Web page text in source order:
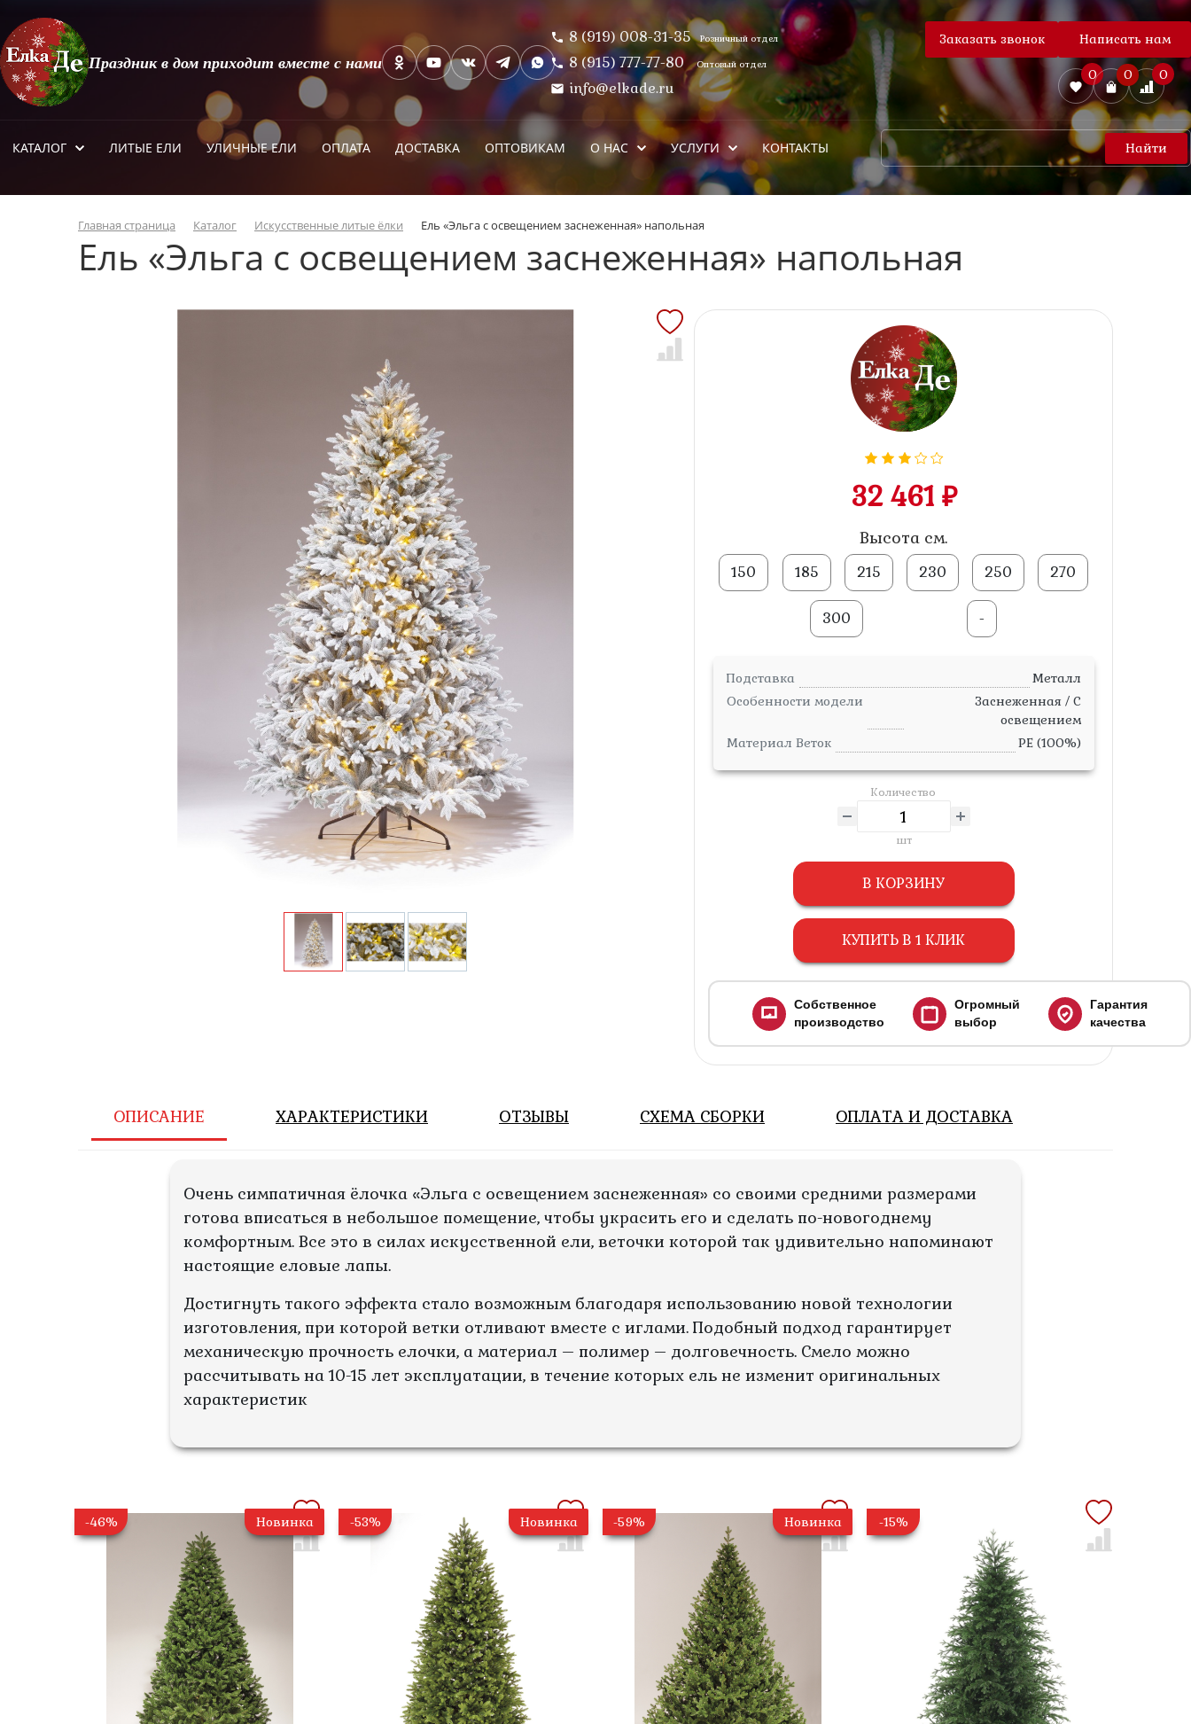
Праздник в дом приходит вместе с нами
8 (919) 008-31-35 Розничный отдел
8 (915) 777-77-80 Оптовый отдел
info@elkade.ru
Заказать звонок Написать нам
0 0 0
КАТАЛОГ ЛИТЫЕ ЕЛИ УЛИЧНЫЕ ЕЛИ ОПЛАТА ДОСТАВКА ОПТОВИКАМ О НАС УСЛУГИ КОНТАКТЫ Найти
Главная страница Каталог Искусственные литые ёлки Ель «Эльга с освещением заснеженная» напольная
Ель «Эльга с освещением заснеженная» напольная
32 461 ₽
Высота см.
150 185 215 230 250 270
300 -
Подставка
Металл
Особенности модели
Заснеженная / С
освещением
Материал Веток
PE (100%)
Количество
шт
В КОРЗИНУ
КУПИТЬ В 1 КЛИК
Собственное
производство
Огромный
выбор
Гарантия
качества
ОПИСАНИЕ ХАРАКТЕРИСТИКИ ОТЗЫВЫ СХЕМА СБОРКИ ОПЛАТА И ДОСТАВКА
Очень симпатичная ёлочка «Эльга с освещением заснеженная» со своими средними размерами
готова вписаться в небольшое помещение, чтобы украсить его и сделать по-новогоднему
комфортным. Все это в силах искусственной ели, веточки которой так удивительно напоминают
настоящие еловые лапы.
Достигнуть такого эффекта стало возможным благодаря использованию новой технологии
изготовления, при которой ветки отливают вместе с иглами. Подобный подход гарантирует
механическую прочность елочки, а материал – полимер – долговечность. Смело можно
рассчитывать на 10-15 лет эксплуатации, в течение которых ель не изменит оригинальных
характеристик
-46% Новинка -53% Новинка -59% Новинка -15%